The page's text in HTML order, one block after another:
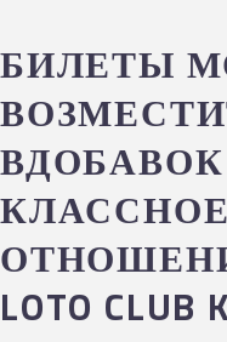
БИЛЕТЫ
LOTO